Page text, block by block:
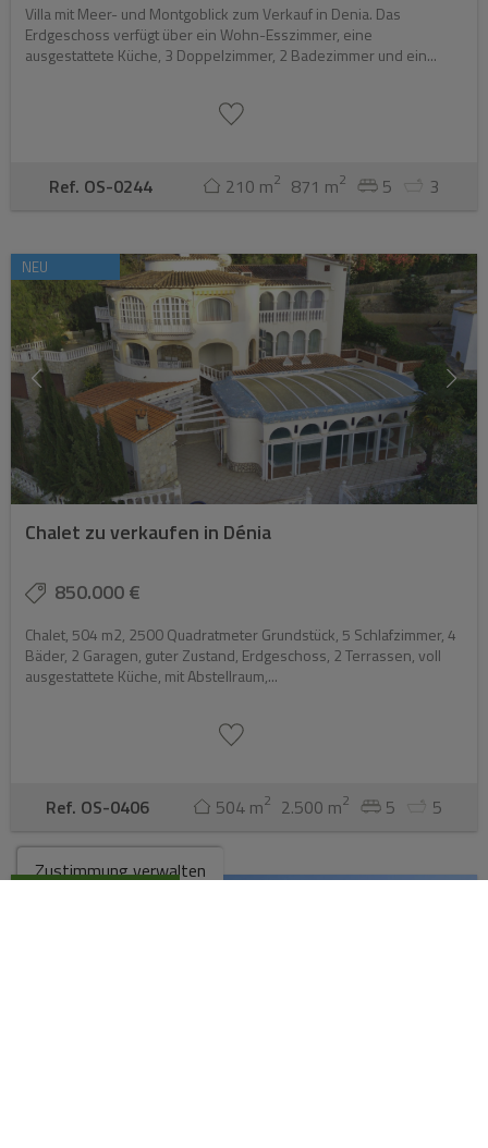
Villa mit Meer- und Montgoblick zum Verkauf in Denia. Das
Erdgeschoss verfügt über ein Wohn-Esszimmer, eine
ausgestattete Küche, 3 Doppelzimmer, 2 Badezimmer und ein...
Ref. OS-0244 210 m2 871 m2 5 3
NEU
Chalet zu verkaufen in Dénia
850.000 €
Chalet, 504 m2, 2500 Quadratmeter Grundstück, 5 Schlafzimmer, 4
Bäder, 2 Garagen, guter Zustand, Erdgeschoss, 2 Terrassen, voll
ausgestattete Küche, mit Abstellraum,...
Ref. OS-0406 504 m2 2.500 m2 5 5
VERHANDELBAR
Zustimmung verwalten